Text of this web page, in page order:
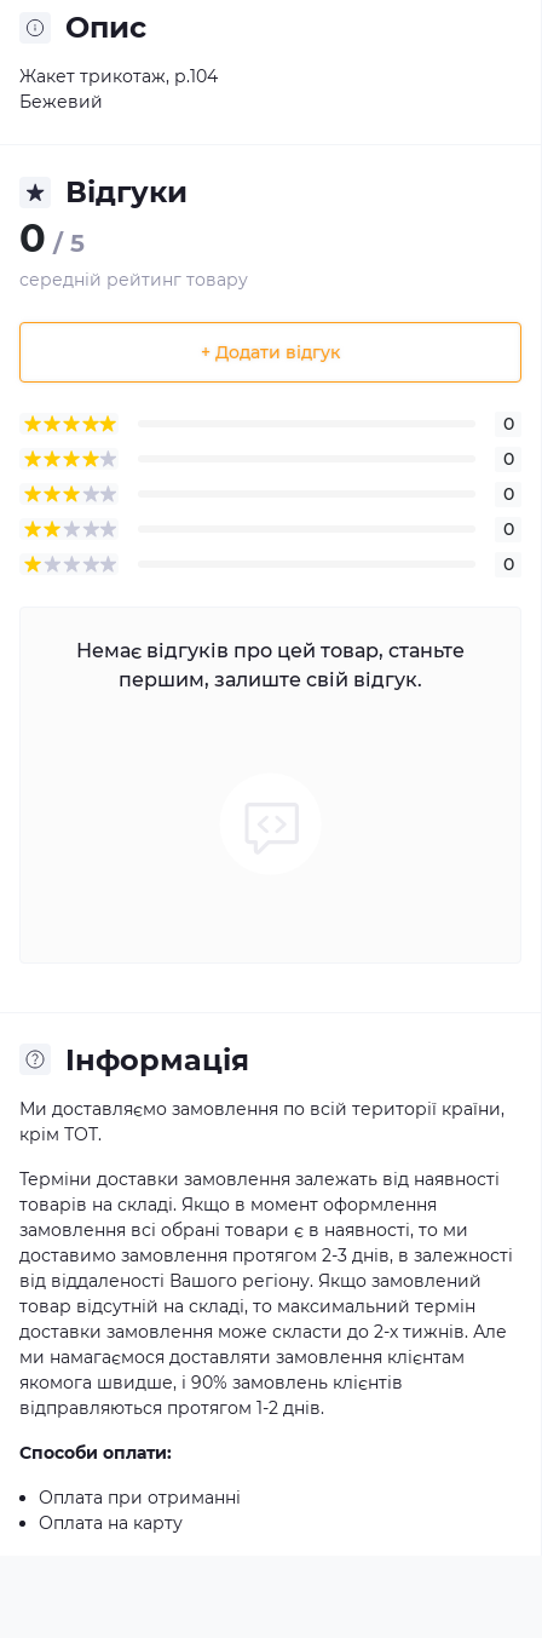
Опис
Жакет трикотаж, р.104
Бежевий
Відгуки
0 / 5
середній рейтинг товару
+ Додати відгук
0
0
0
0
0
Немає відгуків про цей товар, станьте
першим, залиште свій відгук.
Iнформація
Ми доставляємо замовлення по всій території країни,
крім ТОТ.
Терміни доставки замовлення залежать від наявності
товарів на складі. Якщо в момент оформлення
замовлення всі обрані товари є в наявності, то ми
доставимо замовлення протягом 2-3 днів, в залежності
від віддаленості Вашого регіону. Якщо замовлений
товар відсутній на складі, то максимальний термін
доставки замовлення може скласти до 2-х тижнів. Але
ми намагаємося доставляти замовлення клієнтам
якомога швидше, і 90% замовлень клієнтів
відправляються протягом 1-2 днів.
Способи оплати:
Оплата при отриманні
Оплата на карту